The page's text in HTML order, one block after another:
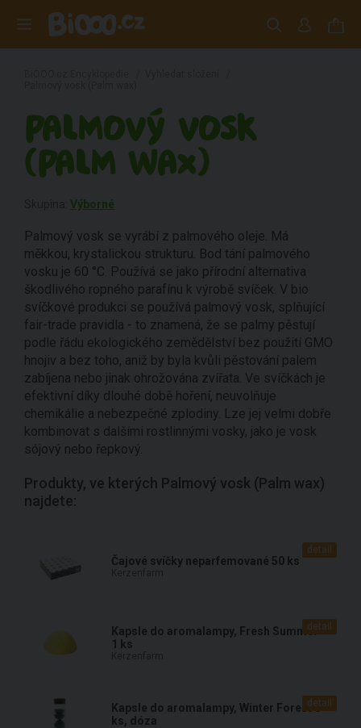
PALMOVÝ VOSK
(PALM WAX)
Výborné
Palmový vosk se vyrábí z palmového oleje. Má
měkkou, krystalickou strukturu. Bod tání palmového
vosku je 60 °C. Používá se jako přírodní alternativa
škodlivého ropného parafínu k výrobě svíček. V bio
svíčkové produkci se používá palmový vosk, splňující
fair-trade pravidla - to znamená, že se palmy pěstují
podle řádu ekologického zemědělství bez použití GMO
hnojiv a bez toho, aniž by byla kvůli pěstování palem
zabíjena nebo jinak ohrožována zvířata. Ve svíčkách je
efektivní díky dlouhé době hoření, neuvolňuje
chemikálie a nebezpečné zplodiny. Lze jej velmi dobře
kombinovat s dalšími rostlinnými vosky, jako je vosk
sójový nebo řepkový.
Produkty, ve kterých Palmový vosk (Palm wax)
najdete:
Čajové svíčky neparfemované 50 ks
detail
Kapsle do aromalampy, Fresh Summer
1 ks
detail
Kapsle do aromalampy, Winter Forest 6
ks, dóza
detail